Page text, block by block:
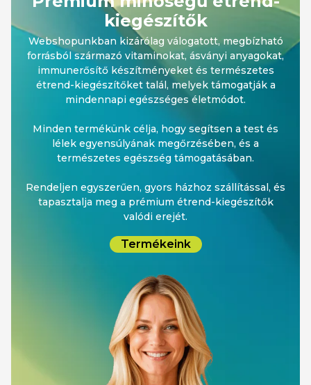
kiegészítők
Webshopunkban kizárólag válogatott, megbízható
forrásból származó vitaminokat, ásványi anyagokat,
immunerősítő készítményeket és természetes
étrend-kiegészítőket talál, melyek támogatják a
mindennapi egészséges életmódot.
Minden termékünk célja, hogy segítsen a test és
lélek egyensúlyának megőrzésében, és a
természetes egészség támogatásában.
Rendeljen egyszerűen, gyors házhoz szállítással, és
tapasztalja meg a prémium étrend-kiegészítők
valódi erejét.
Termékeink